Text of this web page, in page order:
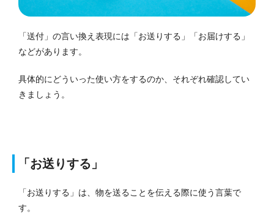
「送付」の言い換え表現には「お送りする」「お届けする」
などがあります。
具体的にどういった使い方をするのか、それぞれ確認してい
きましょう。
「お送りする」
「お送りする」は、物を送ることを伝える際に使う言葉で
す。